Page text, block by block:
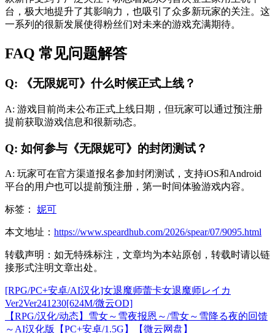
台，极大地提升了其影响力，也吸引了众多新玩家的关注。这
一系列的很新发展使得粉丝们对未来的游戏充满期待。
FAQ 常见问题解答
Q: 《无限妮可》什么时候正式上线？
A: 游戏目前尚未公布正式上线日期，但玩家可以通过预注册
提前获取游戏信息和很新动态。
Q: 如何参与《无限妮可》的封闭测试？
A: 玩家可在官方渠道报名参加封闭测试，支持iOS和Android
平台的用户也可以提前预注册，第一时间体验游戏内容。
标签： 妮可
本文地址： https://www.speardhub.com/2026/spear/07/9095.html
转载声明： 如无特殊标注，文章均为本站原创，转载时请以链
接形式注明文章出处。
[RPG/PC+安卓/AI汉化]女退魔师蕾卡女退魔师レイカ
Ver2Ver241230[624M/微云OD]
【RPG/汉化/动态】雪女～雪夜报恩～/雪女～雪降る夜的回馈
～AI汉化版【PC+安卓/1.5G】【微云网盘】